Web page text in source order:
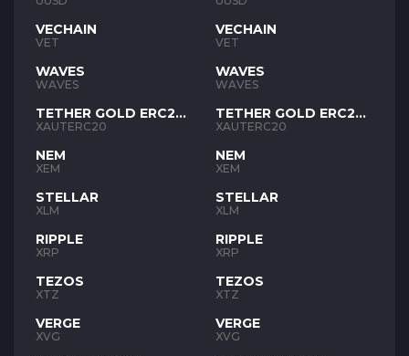
VECHAIN
VET
WAVES
WAVES
TETHER GOLD ERC20
XAUT
XAUTERC20
NEM
XEM
STELLAR
XLM
RIPPLE
XRP
TEZOS
XTZ
VERGE
XVG
VECHAIN
VET
WAVES
WAVES
TETHER GOLD ERC20
XAUT
XAUTERC20
NEM
XEM
STELLAR
XLM
RIPPLE
XRP
TEZOS
XTZ
VERGE
XVG